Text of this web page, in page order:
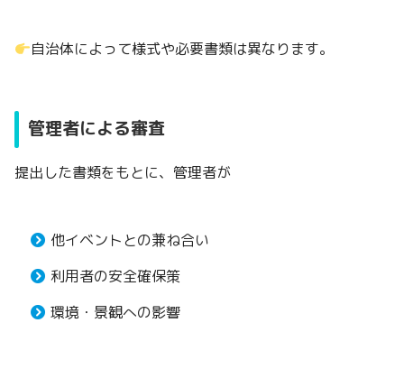
自治体によって様式や必要書類は異なります。
管理者による審査
提出した書類をもとに、管理者が
他イベントとの兼ね合い
利用者の安全確保策
環境・景観への影響